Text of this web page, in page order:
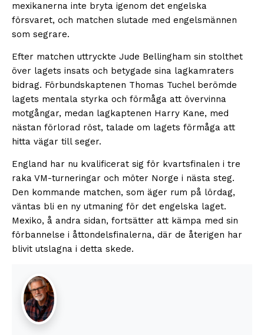
mexikanerna inte bryta igenom det engelska
försvaret, och matchen slutade med engelsmännen
som segrare.
Efter matchen uttryckte Jude Bellingham sin stolthet
över lagets insats och betygade sina lagkamraters
bidrag. Förbundskaptenen Thomas Tuchel berömde
lagets mentala styrka och förmåga att övervinna
motgångar, medan lagkaptenen Harry Kane, med
nästan förlorad röst, talade om lagets förmåga att
hitta vägar till seger.
England har nu kvalificerat sig för kvartsfinalen i tre
raka VM-turneringar och möter Norge i nästa steg.
Den kommande matchen, som äger rum på lördag,
väntas bli en ny utmaning för det engelska laget.
Mexiko, å andra sidan, fortsätter att kämpa med sin
förbannelse i åttondelsfinalerna, där de återigen har
blivit utslagna i detta skede.